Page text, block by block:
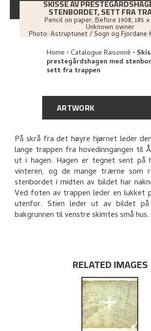
SKISSE AV
STENBORDET, SETT FRA
Pencil on paper, Before 1908, 185
Unknown owner
Photo:Astruptunet / Sogn og Fjordane
Home Catalogue Raisonné
prestegårdshagen med
sett fra trappen
ARTWORK
GENERAL DESCRIPTION
TECHNICAL DESCRIPTION
PROVENANCE
RELATED ARTWORKS
På skrå fra det høyre hjørnet leder
lange trappen fra hovedinngangen til
ut i hagen. Hagen er tegnet sent på
vinteren, og de mange trærne som
stenbordet i midten av bildet har
Ved foten av trappen leder en
utenfor. Stien leder ut av bildet
bakgrunnen til venstre skimtes små hus.
RELATED IMAGES
+